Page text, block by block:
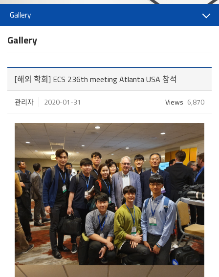
Gallery
Gallery
[해외 학회] ECS 236th meeting Atlanta USA 참석
관리자 2020-01-31 Views 6,870